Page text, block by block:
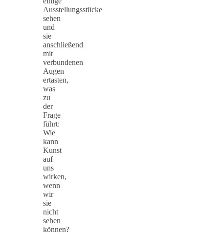
Ausstellungsstücke
sehen
und
sie
anschließend
mit
verbundenen
Augen
ertasten,
was
zu
der
Frage
führt:
Wie
kann
Kunst
auf
uns
wirken,
wenn
wir
sie
nicht
sehen
können?